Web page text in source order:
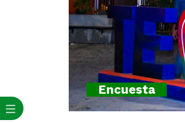
Encuesta